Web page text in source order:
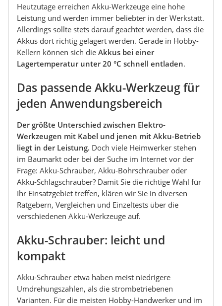
Heutzutage erreichen Akku-Werkzeuge eine hohe
Leistung und werden immer beliebter in der Werkstatt.
Allerdings sollte stets darauf geachtet werden, dass die
Akkus dort richtig gelagert werden. Gerade in Hobby-
Kellern können sich die Akkus bei einer
Lagertemperatur unter 20 °C schnell entladen.
Das passende Akku-Werkzeug für
jeden Anwendungsbereich
Der größte Unterschied zwischen Elektro-
Werkzeugen mit Kabel und jenen mit Akku-Betrieb
liegt in der Leistung. Doch viele Heimwerker stehen
im Baumarkt oder bei der Suche im Internet vor der
Frage: Akku-Schrauber, Akku-Bohrschrauber oder
Akku-Schlagschrauber? Damit Sie die richtige Wahl für
Ihr Einsatzgebiet treffen, klären wir Sie in diversen
Ratgebern, Vergleichen und Einzeltests über die
verschiedenen Akku-Werkzeuge auf.
Akku-Schrauber: leicht und
kompakt
Akku-Schrauber etwa haben meist niedrigere
Umdrehungszahlen, als die strombetriebenen
Varianten. Für die meisten Hobby-Handwerker und im